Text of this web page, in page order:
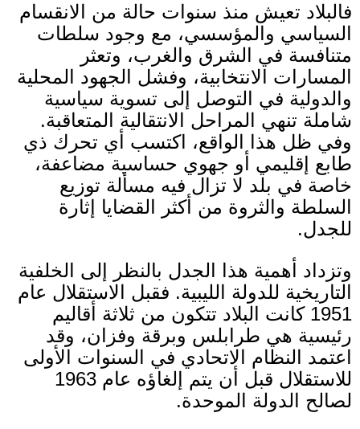
فالبلاد تعيش منذ سنوات حالة من الانقسام
السياسي والمؤسسي، مع وجود سلطات
متنافسة في الشرق والغرب، وتعثر
المسارات الانتخابية، وفشل الجهود المحلية
والدولية في التوصل إلى تسوية سياسية
شاملة تنهي المراحل الانتقالية المتعاقبة.
وفي ظل هذا الواقع، اكتسب أي تحرك ذي
طابع إقليمي أو جهوي حساسية مضاعفة،
خاصة في بلد لا تزال فيه مسألة توزيع
السلطة والثروة من أكثر القضايا إثارة
للجدل.
وتزداد أهمية هذا الجدل بالنظر إلى الخلفية
التاريخية للدولة الليبية. فقبل الاستقلال عام
1951 كانت البلاد تتكون من ثلاثة أقاليم
رئيسية هي طرابلس وبرقة وفزان، وقد
اعتمد النظام الاتحادي في السنوات الأولى
للاستقلال قبل أن يتم إلغاؤه عام 1963
لصالح الدولة الموحدة.